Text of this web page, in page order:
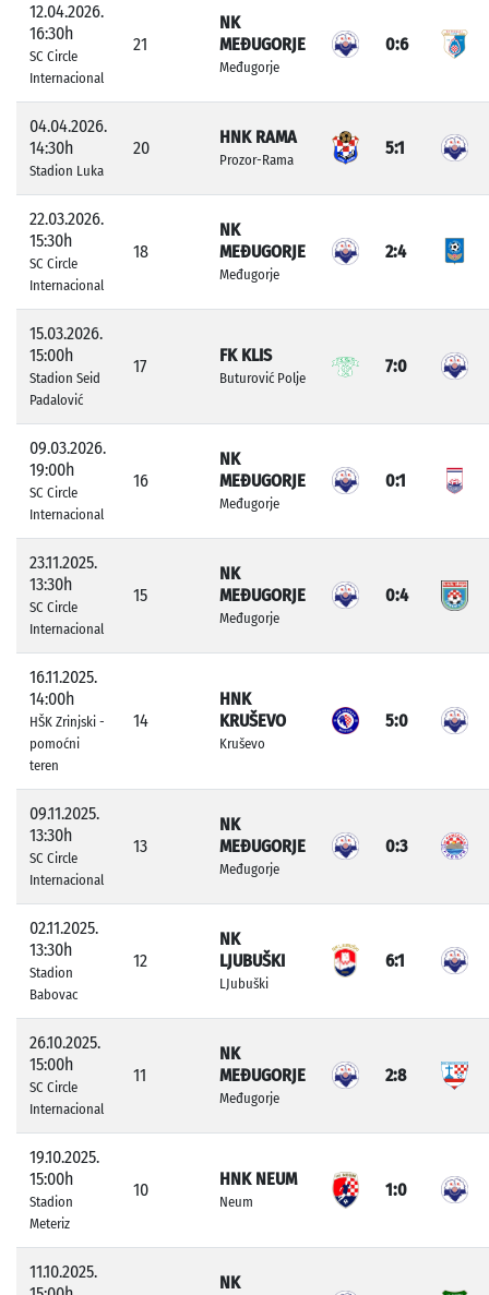
12.04.2026.
16:30h
SC Circle
Internacional
21
NK
MEĐUGORJE
Međugorje
0:6
04.04.2026.
14:30h
Stadion Luka
20
HNK RAMA
Prozor-Rama
5:1
22.03.2026.
15:30h
SC Circle
Internacional
18
NK
MEĐUGORJE
Međugorje
2:4
15.03.2026.
15:00h
Stadion Seid
Padalović
17
FK KLIS
Buturović Polje
7:0
09.03.2026.
19:00h
SC Circle
Internacional
16
NK
MEĐUGORJE
Međugorje
0:1
23.11.2025.
13:30h
SC Circle
Internacional
15
NK
MEĐUGORJE
Međugorje
0:4
16.11.2025.
14:00h
HŠK Zrinjski -
pomoćni
teren
14
HNK
KRUŠEVO
Kruševo
5:0
09.11.2025.
13:30h
SC Circle
Internacional
13
NK
MEĐUGORJE
Međugorje
0:3
02.11.2025.
13:30h
Stadion
Babovac
12
NK
LJUBUŠKI
LJubuški
6:1
26.10.2025.
15:00h
SC Circle
Internacional
11
NK
MEĐUGORJE
Međugorje
2:8
19.10.2025.
15:00h
Stadion
Meteriz
10
HNK NEUM
Neum
1:0
11.10.2025.
NK